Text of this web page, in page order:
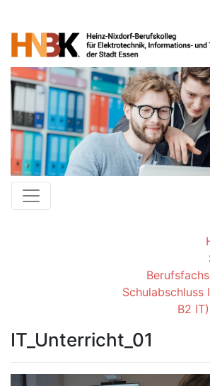
B2 IT)
IT_Unterricht_01